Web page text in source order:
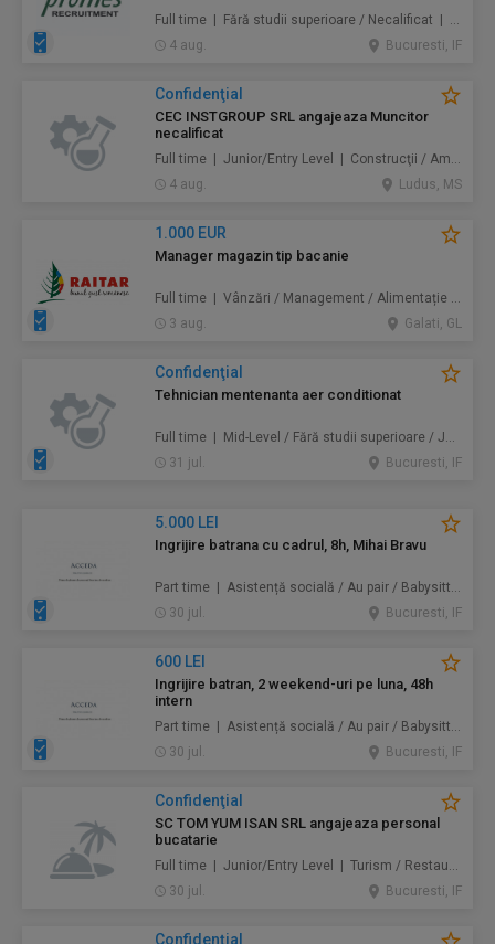
Full time | Fără studii superioare / Necalificat | Au pair / Babysitter / Curăţenie / Prestări servicii
4 aug.
Bucuresti, IF
Confidenţial
CEC INSTGROUP SRL angajeaza Muncitor
necalificat
Full time | Junior/Entry Level | Construcţii / Amenajări
4 aug.
Ludus, MS
1.000 EUR
Manager magazin tip bacanie
Full time | Vânzări / Management / Alimentație / Comerț
3 aug.
Galati, GL
Confidenţial
Tehnician mentenanta aer conditionat
Full time | Mid-Level / Fără studii superioare / Junior/Entry Level | Mentenanță / Instalații
31 jul.
Bucuresti, IF
5.000 LEI
Ingrijire batrana cu cadrul, 8h, Mihai Bravu
Part time | Asistență socială / Au pair / Babysitter / Curăţenie / Prestări servicii
30 jul.
Bucuresti, IF
600 LEI
Ingrijire batran, 2 weekend-uri pe luna, 48h
intern
Part time | Asistență socială / Au pair / Babysitter / Curăţenie / Prestări servicii
30 jul.
Bucuresti, IF
Confidenţial
SC TOM YUM ISAN SRL angajeaza personal
bucatarie
Full time | Junior/Entry Level | Turism / Restaurante / Hoteluri
30 jul.
Bucuresti, IF
Confidenţial